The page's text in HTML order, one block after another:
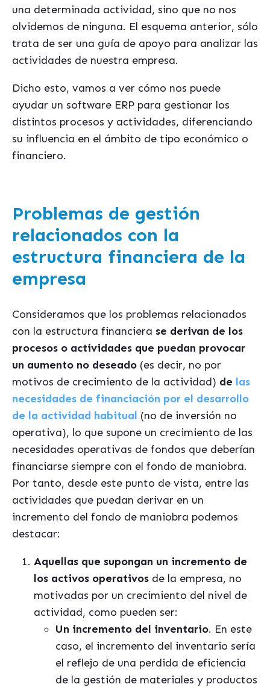
una determinada actividad, sino que no nos
olvidemos de ninguna. El esquema anterior, sólo
trata de ser una guía de apoyo para analizar las
actividades de nuestra empresa.
Dicho esto, vamos a ver cómo nos puede
ayudar un software ERP para gestionar los
distintos procesos y actividades, diferenciando
su influencia en el ámbito de tipo económico o
financiero.
Problemas de gestión
relacionados con la
estructura financiera de la
empresa
Consideramos que los problemas relacionados
con la estructura financiera se derivan de los
procesos o actividades que puedan provocar
un aumento no deseado (es decir, no por
motivos de crecimiento de la actividad) de las
necesidades de financiación por el desarrollo
de la actividad habitual (no de inversión no
operativa), lo que supone un crecimiento de las
necesidades operativas de fondos que deberían
financiarse siempre con el fondo de maniobra.
Por tanto, desde este punto de vista, entre las
actividades que puedan derivar en un
incremento del fondo de maniobra podemos
destacar:
Aquellas que supongan un incremento de
los activos operativos de la empresa, no
motivadas por un crecimiento del nivel de
actividad, como pueden ser:
Un incremento del inventario. En este
caso, el incremento del inventario sería
el reflejo de una perdida de eficiencia
de la gestión de materiales y productos